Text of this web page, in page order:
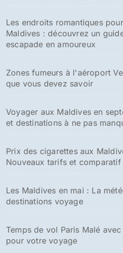
Les endroits romantiques
Maldives : découvrez un
escapade en amoureux
Zones fumeurs à l'aéroport
que vous devez savoir
Voyager aux Maldives en
et destinations à ne pas
Prix des cigarettes aux
Nouveaux tarifs et comparatif
Les Maldives en mai : La
destinations voyage
Temps de vol Paris Malé
pour votre voyage